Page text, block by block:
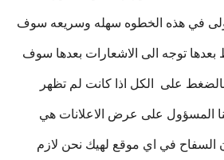
في هذه الخطوه سهله وسريعه سوف
بعدها توجه الى الاشعارات بعدها سوف
على الكل اذا كانت لم تظهر
المسؤول على عرض الاعلانات هي
السفاح في اي موقع لهيك نحن لازم